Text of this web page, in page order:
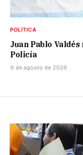
POLÍTICA
Juan Pablo
Policía
9 de agosto de 2026